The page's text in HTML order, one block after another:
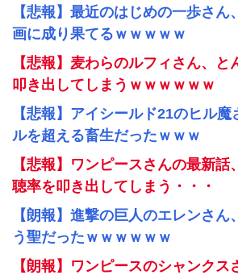
【悲報】最近のはじめの一歩さん
画に成り果てるｗｗｗｗｗ
【悲報】麦わらのルフィさん、と
叩き出してしまうｗｗｗｗｗｗ
【悲報】アイシールド21のヒル
ルを超える畜生だったｗｗｗ
【悲報】ワンピースさんの最新話
聴率を叩き出してしまう・・・
【朗報】進撃の巨人のエレンさん
う聖だったｗｗｗｗｗｗ
【朗報】ワンピースのシャンクス